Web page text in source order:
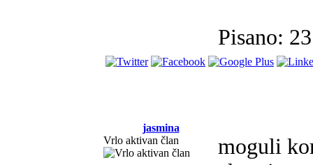
Pisano:
jasmina
Vrlo aktivan član
moguli